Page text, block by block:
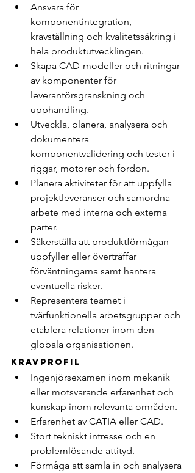
Ansvara för
komponentintegration,
kravställning och kvalitetssäkring i
hela produktutvecklingen.
Skapa CAD-modeller och ritningar
av komponenter för
leverantörsgranskning och
upphandling.
Utveckla, planera, analysera och
dokumentera
komponentvalidering och tester i
riggar, motorer och fordon.
Planera aktiviteter för att uppfylla
projektleveranser och samordna
arbete med interna och externa
parter.
Säkerställa att produktförmågan
uppfyller eller överträffar
förväntningarna samt hantera
eventuella risker.
Representera teamet i
tvärfunktionella arbetsgrupper och
etablera relationer inom den
globala organisationen.
Kravprofil
Ingenjörsexamen inom mekanik
eller motsvarande erfarenhet och
kunskap inom relevanta områden.
Erfarenhet av CATIA eller CAD.
Stort tekniskt intresse och en
problemlösande attityd.
Förmåga att samla in och analysera